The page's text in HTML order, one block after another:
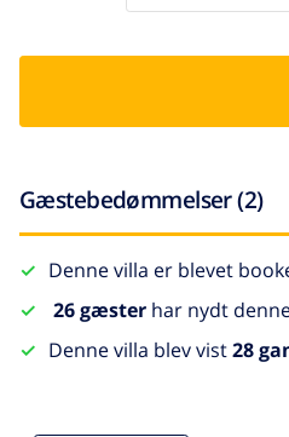
Gæstebedømmelser (2)
Denne villa er blevet
26 gæster har nydt
Denne villa blev vist28